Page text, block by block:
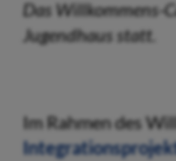
Das Willkommens-
Jugendhaus statt.
Im Rahmen des